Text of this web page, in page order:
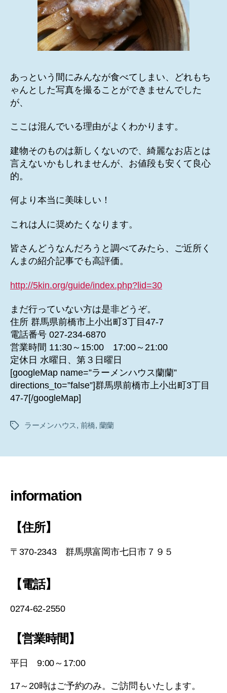
あっという間にみんなが食べてしまい、どれもち
ゃんとした写真を撮ることができませんでした
が、
ここは混んでいる理由がよくわかります。
建物そのものは新しくないので、綺麗なお店とは
言えないかもしれませんが、お値段も安くて良心
的。
何より本当に美味しい！
これは人に奨めたくなります。
皆さんどうなんだろうと調べてみたら、ご近所く
んまの紹介記事でも高評価。
http://5kin.org/guide/index.php?lid=30
まだ行っていない方は是非どうぞ。
住所 群馬県前橋市上小出町3丁目47-7
電話番号 027-234-6870
営業時間 11:30～15:00 17:00～21:00
定休日 水曜日、第３日曜日
[googleMap name=”ラーメンハウス蘭蘭”
directions_to=”false”]群馬県前橋市上小出町3丁目
47-7[/googleMap]
タ
ラーメンハウス, 前橋, 蘭蘭
information
【住所】
〒370-2343 群馬県富岡市七日市７９５
【電話】
0274-62-2550
【営業時間】
平日 9:00～17:00
17～20時はご予約のみ。ご訪問もいたします。